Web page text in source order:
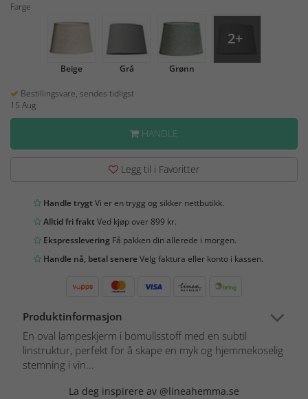
Farge
Beige Grå Grønn
2+
Bestillingsvare, sendes tidligst
15 Aug
HANDLE
Legg til i Favoritter
Handle trygtVi er en trygg og sikker nettbutikk.
Alltid fri fraktVed kjøp over 899 kr.
Ekspresslevering Få pakken din allerede i morgen.
Handle nå, betal senereVelg faktura eller konto i kassen.
Produktinformasjon
En oval lampeskjerm i bomullsstoff med en subtil
linstruktur, perfekt for å skape en myk og hjemmekoselig
stemning i vin...
La deg inspirere av @lineahemma.se